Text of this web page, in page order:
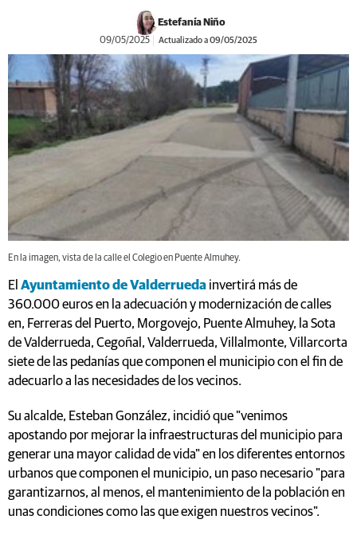
Estefanía Niño
09/05/2025 Actualizado a 09/05/2025
En la imagen, vista de la calle el Colegio en Puente Almuhey.
El Ayuntamiento de Valderrueda invertirá más de
360.000 euros en la adecuación y modernización de calles
en, Ferreras del Puerto, Morgovejo, Puente Almuhey, la Sota
de Valderrueda, Cegoñal, Valderrueda, Villalmonte, Villarcorta
siete de las pedanías que componen el municipio con el fin de
adecuarlo a las necesidades de los vecinos.
Su alcalde, Esteban González, incidió que "venimos
apostando por mejorar la infraestructuras del municipio para
generar una mayor calidad de vida" en los diferentes entornos
urbanos que componen el municipio, un paso necesario "para
garantizarnos, al menos, el mantenimiento de la población en
unas condiciones como las que exigen nuestros vecinos".